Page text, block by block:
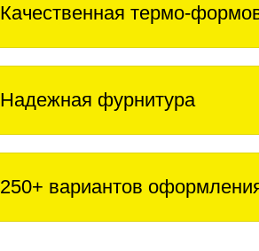
Качественная термо-
Надежная фурнитура
250+ вариантов